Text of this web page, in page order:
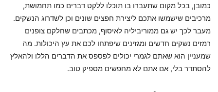
כמובן, בכל מקום שתעברו בו תוכלו ללקט דברים כמו תחמושת,
מרכיבים שישמשו אתכם ליצירת חפצים שונים וכן לשדרוג הנשקים.
מעבר לכך יש גם ממוריביליה לאיסוף, מכתבים שחלקם צופנים
רמזים נשקים חדשים ומגזינים שיפתחו לכם את עץ היכולות. מה
שמעניין הוא שאתם לגמרי יכולים לפספס את הדברים הללו ולהאלץ
להסתדר בלי, אם אתם לא מחפשים מספיק טוב.